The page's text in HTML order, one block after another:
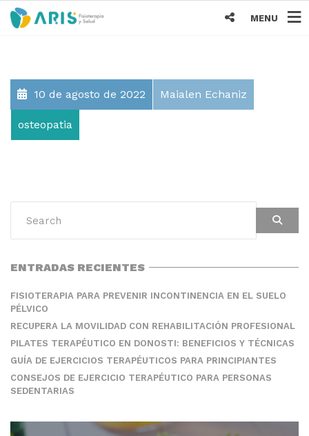
MENU
10 de agosto de 2022 Maialen Echaniz
osteopatia
ENTRADAS RECIENTES
FISIOTERAPIA PARA PREVENIR INCONTINENCIA EN EL SUELO
PÉLVICO
RECUPERA LA MOVILIDAD CON REHABILITACIÓN PROFESIONAL
PILATES TERAPÉUTICO EN DONOSTI: BENEFICIOS Y TÉCNICAS
GUÍA DE EJERCICIOS TERAPÉUTICOS PARA PRINCIPIANTES
CONSEJOS DE EJERCICIO TERAPÉUTICO PARA PERSONAS
SEDENTARIAS